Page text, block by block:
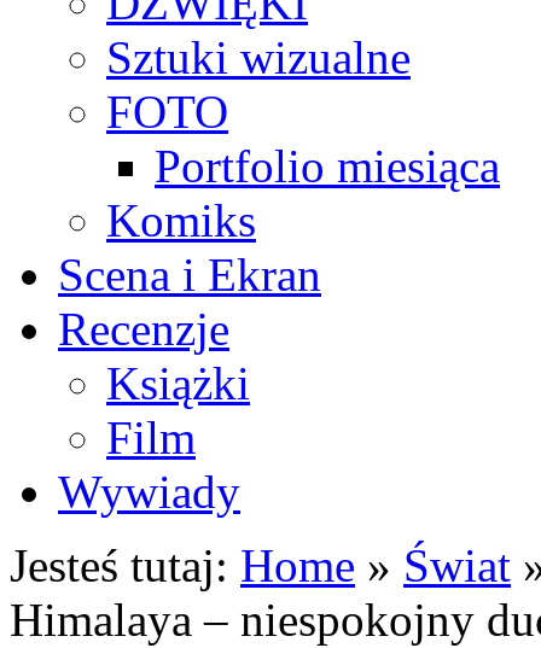
Sztuki wizualne
FOTO
Portfolio miesiąca
Komiks
Scena i Ekran
Recenzje
Książki
Film
Wywiady
Jesteś tutaj: Home » Świat
Himalaya – niespokojny